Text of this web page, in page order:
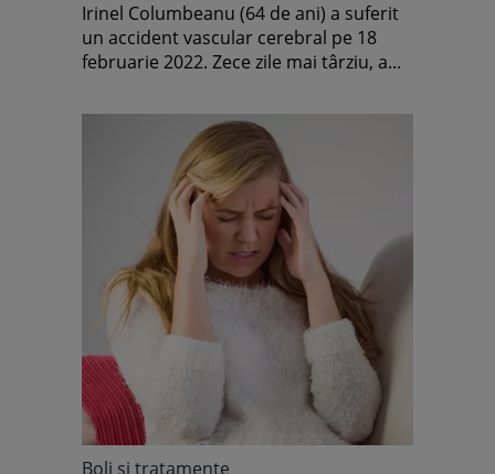
Irinel Columbeanu (64 de ani) a suferit
un accident vascular cerebral pe 18
februarie 2022. Zece zile mai târziu, a...
Boli şi tratamente